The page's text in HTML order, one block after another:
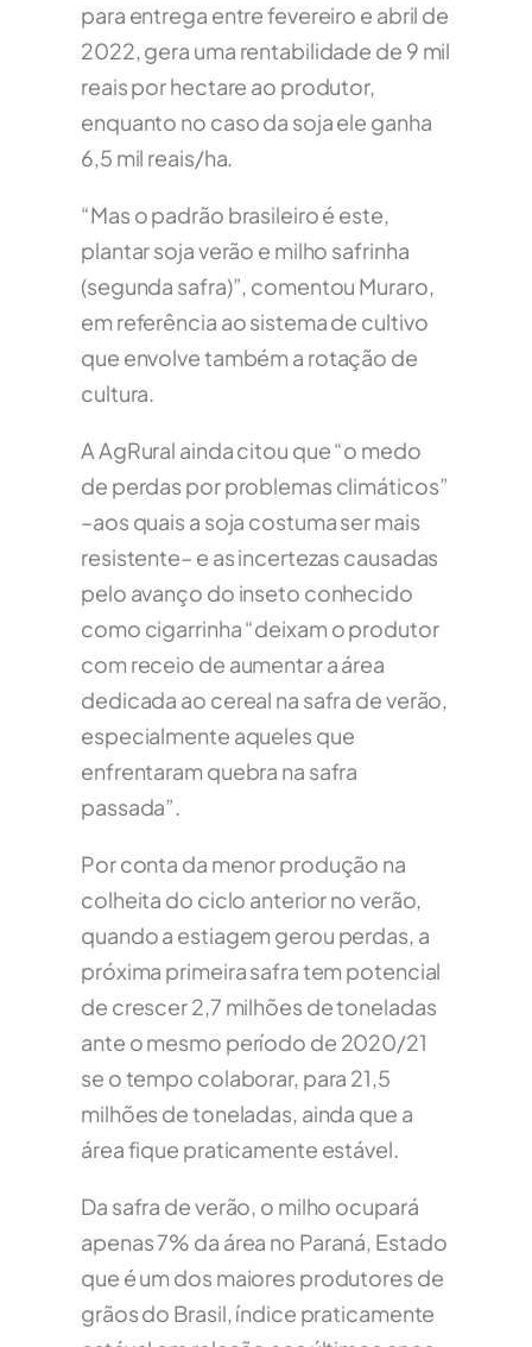
para entrega entre fevereiro e abril de
2022, gera uma rentabilidade de 9 mil
reais por hectare ao produtor,
enquanto no caso da soja ele ganha
6,5 mil reais/ha.
“Mas o padrão brasileiro é este,
plantar soja verão e milho safrinha
(segunda safra)”, comentou Muraro,
em referência ao sistema de cultivo
que envolve também a rotação de
cultura.
A AgRural ainda citou que “o medo
de perdas por problemas climáticos”
–aos quais a soja costuma ser mais
resistente– e as incertezas causadas
pelo avanço do inseto conhecido
como cigarrinha “deixam o produtor
com receio de aumentar a área
dedicada ao cereal na safra de verão,
especialmente aqueles que
enfrentaram quebra na safra
passada”.
Por conta da menor produção na
colheita do ciclo anterior no verão,
quando a estiagem gerou perdas, a
próxima primeira safra tem potencial
de crescer 2,7 milhões de toneladas
ante o mesmo período de 2020/21
se o tempo colaborar, para 21,5
milhões de toneladas, ainda que a
área fique praticamente estável.
Da safra de verão, o milho ocupará
apenas 7% da área no Paraná, Estado
que é um dos maiores produtores de
grãos do Brasil, índice praticamente